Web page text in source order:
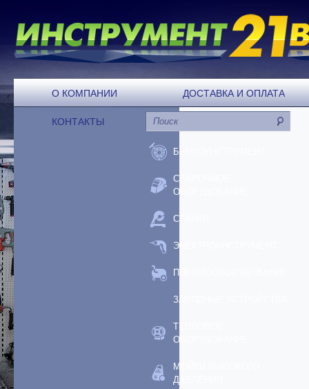
О КОМПАНИИ ДОСТАВКА И ОПЛАТА
КОНТАКТЫ
БЕНЗОИНСТРУМЕНТ
СВАРОЧНОЕ
ОБОРУДОВАНИЕ
СТАНКИ
ЭЛЕКТРОИНСТРУМЕНТ
ПНЕВМООБОРУДОВАНИЕ
ЗАРЯДНЫЕ УСТРОЙСТВА
ТЕПЛОВОЕ
ОБОРУДОВАНИЕ
МОЙКИ ВЫСОКОГО
ДАВЛЕНИЯ